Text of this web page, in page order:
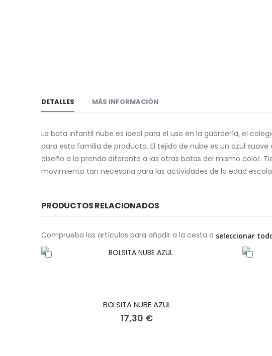
DETALLES
La bata infantil nube es ideal para el uso en la guardería, el
para esta familia de producto. El tejido de nube es un azul
diseño a la prenda diferente a las otras batas del mismo color.
movimiento tan necesaria para las actividades de la edad
MÁS INFORMACIÓN
PRODUCTOS RELACIONADOS
Comprueba los artículos para añadir a la cesta o seleccionar
BOLSITA NUBE AZUL
17,30 €